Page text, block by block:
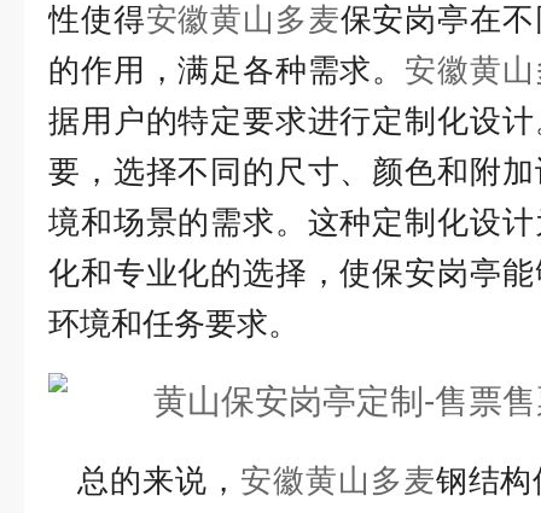
性使得安徽黄山 多麦保安岗亭在
的作用，满足各种需求。 安徽黄山
据用户的特定要求进行定制化设
要，选择不同的尺寸、颜色和附
境和场景的需求。这种定制化设
化和专业化的选择，使保安岗亭
环境和任务要求。
总的来说， 安徽黄山 多麦钢结